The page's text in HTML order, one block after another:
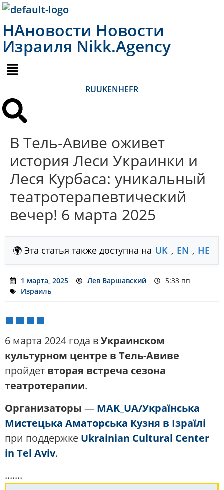
НАновости Новости
Израиля Nikk.Agency
RUUKENHEFR
В Тель-Авиве оживет
история Леси Украинки и
Леся Курбаса: уникальный
театротерапевтический
вечер! 6 марта 2025
🌍 Эта статья также доступна на UK , EN , HE
1 марта, 2025 Лев Варшавский
5:33 пп
Израиль
6 марта 2024 года вУкраинском
культурном центре в Тель-Авиве
пройдет вторая встреча сезона
театротерапии.
Организаторы — MAK_UA/Українська
Мистецька Аматорська Кузня в Ізраїлі
при поддержке Ukrainian Cultural Center
in Tel Aviv.
.......